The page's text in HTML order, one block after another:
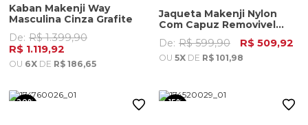
Kaban Makenji Way
Masculina Cinza Grafite
De: R$ 1.399,90
R$ 1.119,92
OU 6X DE R$ 186,65
Jaqueta Makenji Nylon
Com Capuz Removivel
Feminina Marrom
De: R$ 599,90 R$ 509,92
OU 5X DE R$ 101,98
20%
15%